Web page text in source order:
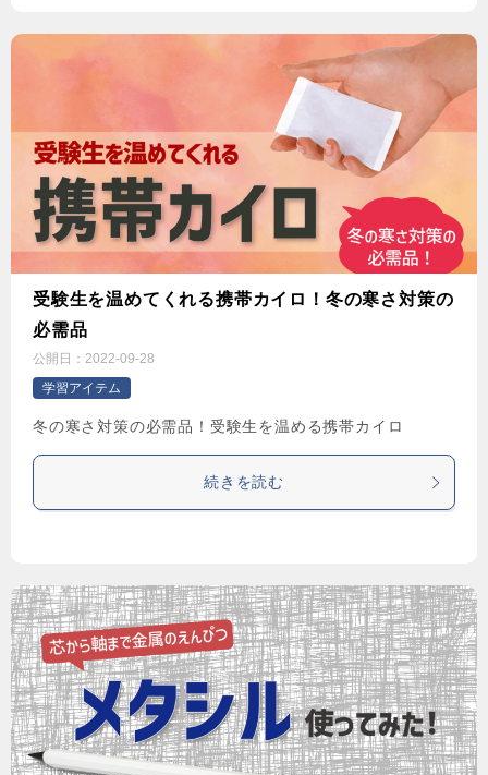
受験生を温めてくれる携帯カイロ！冬の寒さ対策の
必需品
公開日： 2022-09-28
学習アイテム
冬の寒さ対策の必需品！受験生を温める携帯カイロ
続きを読む